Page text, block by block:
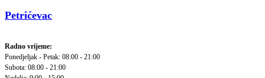
Petrićevac
Radno vrijeme:
Ponedjeljak - Petak: 08:00 - 21:00
Subota: 08:00 - 21:00